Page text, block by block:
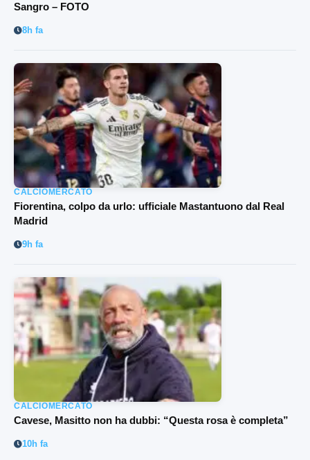
Sangro – FOTO
8h fa
CALCIOMERCATO
Fiorentina, colpo da urlo: ufficiale Mastantuono dal Real
Madrid
9h fa
CALCIOMERCATO
Cavese, Masitto non ha dubbi: “Questa rosa è completa”
10h fa